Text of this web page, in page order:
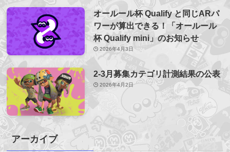
オールール杯 Qualify と同じARパ
ワーが算出できる！「オールール
杯 Qualify mini」のお知らせ
2026年4月3日
2-3月募集カテゴリ計測結果の公表
2026年4月2日
アーカイブ